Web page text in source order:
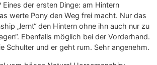
der ersten Dinge: am Hintern
werte Pony den Weg frei macht. Nur das
„lernt“ den Hintern ohne ihn auch nur zu
Ebenfalls möglich bei der Vorderhand.
Schulter und er geht rum. Sehr angenehm.